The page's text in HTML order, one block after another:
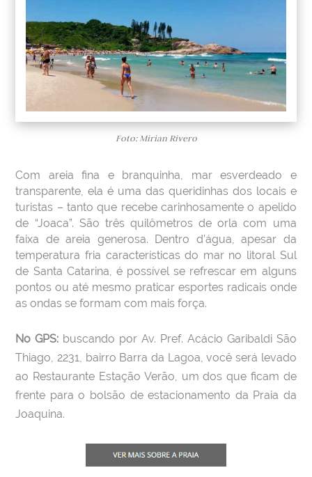
Foto: Mirian Rivero
Com areia fina e branquinha, mar esverdeado e
transparente, ela é uma das queridinhas dos locais e
turistas – tanto que recebe carinhosamente o apelido
de “Joaca”. São três quilômetros de orla com uma
faixa de areia generosa. Dentro d’água, apesar da
temperatura fria características do mar no litoral Sul
de Santa Catarina, é possível se refrescar em alguns
pontos ou até mesmo praticar esportes radicais onde
as ondas se formam com mais força.
No GPS: buscando por Av. Pref. Acácio Garibaldi São
Thiago, 2231, bairro Barra da Lagoa, você será levado
ao Restaurante Estação Verão, um dos que ficam de
frente para o bolsão de estacionamento da Praia da
Joaquina.